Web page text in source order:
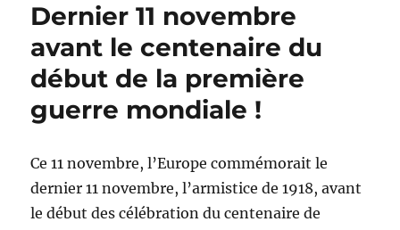
l’armistice
et
les
attentats
Dernier 11 novembre
avant le centenaire du
début de la première
guerre mondiale !
Ce 11 novembre, l’Europe commémorait le
dernier 11 novembre, l’armistice de 1918, avant
le début des célébration du centenaire de